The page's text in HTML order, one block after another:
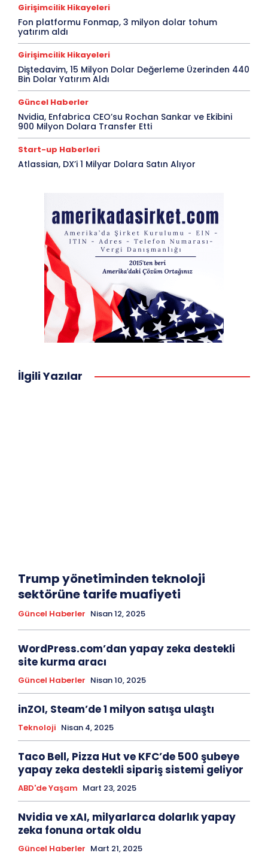
Girişimcilik Hikayeleri
Fon platformu Fonmap, 3 milyon dolar tohum
yatırım aldı
Girişimcilik Hikayeleri
Diştedavim, 15 Milyon Dolar Değerleme Üzerinden 440
Bin Dolar Yatırım Aldı
Güncel Haberler
Nvidia, Enfabrica CEO’su Rochan Sankar ve Ekibini
900 Milyon Dolara Transfer Etti
Start-up Haberleri
Atlassian, DX’i 1 Milyar Dolara Satın Alıyor
İlgili Yazılar
Trump yönetiminden teknoloji
sektörüne tarife muafiyeti
Güncel Haberler Nisan 12, 2025
WordPress.com’dan yapay zeka destekli
site kurma aracı
Güncel Haberler Nisan 10, 2025
inZOI, Steam’de 1 milyon satışa ulaştı
Teknoloji Nisan 4, 2025
Taco Bell, Pizza Hut ve KFC’de 500 şubeye
yapay zeka destekli sipariş sistemi geliyor
ABD'de Yaşam Mart 23, 2025
Nvidia ve xAI, milyarlarca dolarlık yapay
zeka fonuna ortak oldu
Güncel Haberler Mart 21, 2025